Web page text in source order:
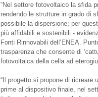
“Nel settore fotovoltaico la sfida
rendendo le strutture in grado di
possibile la dispersione; per
più affidabili e sostenibili -
Fonti Rinnovabili dell’ENEA.
trasparenza che consente di
fotovoltaica della cella ad
“Il progetto si propone di
prime al dispositivo finale, nel